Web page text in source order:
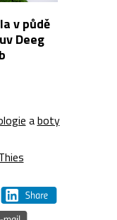
v půdě
Deeg
aboty